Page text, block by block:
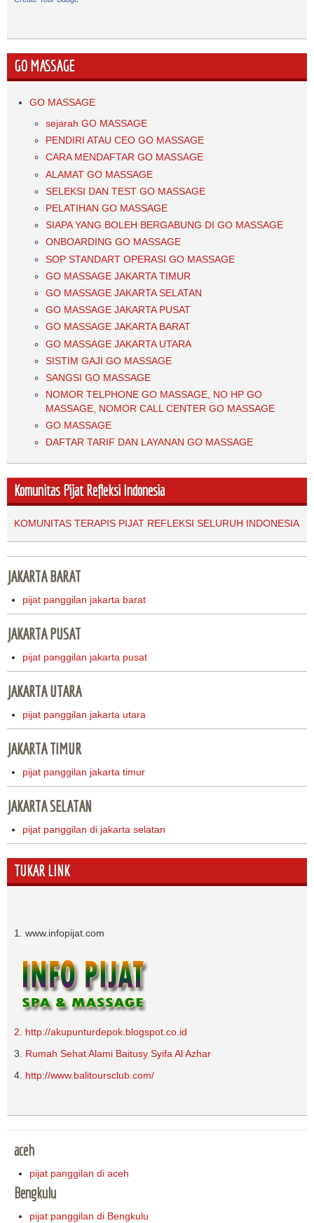
GO MASSAGE
GO MASSAGE
sejarah GO MASSAGE
PENDIRI ATAU CEO GO MASSAGE
CARA MENDAFTAR GO MASSAGE
ALAMAT GO MASSAGE
SELEKSI DAN TEST GO MASSAGE
PELATIHAN GO MASSAGE
SIAPA YANG BOLEH BERGABUNG DI GO MASSAGE
ONBOARDING GO MASSAGE
SOP STANDART OPERASI GO MASSAGE
GO MASSAGE JAKARTA TIMUR
GO MASSAGE JAKARTA SELATAN
GO MASSAGE JAKARTA PUSAT
GO MASSAGE JAKARTA BARAT
GO MASSAGE JAKARTA UTARA
SISTIM GAJI GO MASSAGE
SANGSI GO MASSAGE
NOMOR TELPHONE GO MASSAGE, NO HP GO
MASSAGE, NOMOR CALL CENTER GO MASSAGE
GO MASSAGE
DAFTAR TARIF DAN LAYANAN GO MASSAGE
Komunitas Pijat Refleksi Indonesia
KOMUNITAS TERAPIS PIJAT REFLEKSI SELURUH INDONESIA
JAKARTA BARAT
pijat panggilan jakarta barat
JAKARTA PUSAT
pijat panggilan jakarta pusat
JAKARTA UTARA
pijat panggilan jakarta utara
JAKARTA TIMUR
pijat panggilan jakarta timur
JAKARTA SELATAN
pijat panggilan di jakarta selatan
TUKAR LINK
1. www.infopijat.com
2. http://akupunturdepok.blogspot.co.id
3. Rumah Sehat Alami Baitusy Syifa Al Azhar
4. http://www.balitoursclub.com/
aceh
pijat panggilan di aceh
Bengkulu
pijat panggilan di Bengkulu